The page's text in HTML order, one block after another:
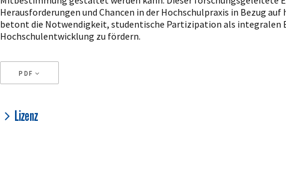
Herausforderungen und Chancen in der Hochschulpraxis in Bezug
betont die Notwendigkeit, studentische Partizipation als integralen
Hochschulentwicklung zu fördern.
PDF
Artikeldetails
Lizenz